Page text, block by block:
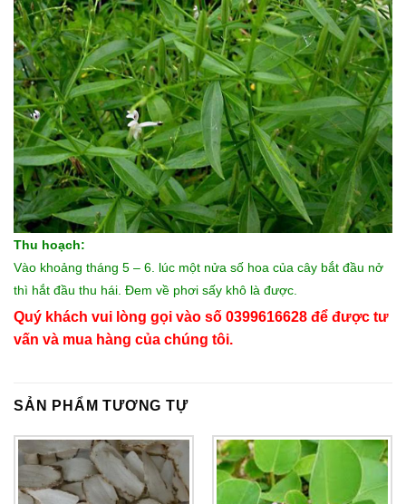
Thu hoạch:
Vào khoảng tháng 5 – 6. lúc một nửa số hoa của cây bắt đầu nở
thì hắt đầu thu hái. Đem về phơi sấy khô là được.
Quý khách vui lòng gọi vào số 0399616628 để được tư
vấn và mua hàng của chúng tôi.
SẢN PHẨM TƯƠNG TỰ